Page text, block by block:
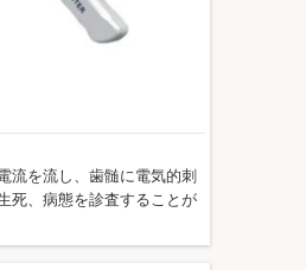
流を流し、歯髄に電気的刺
死、病態を診査することが